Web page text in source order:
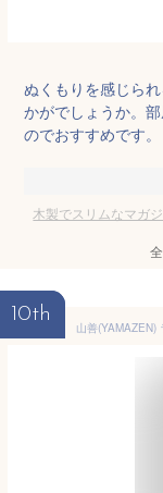
ぬくもりを感じら
かがでしょうか。
のでおすすめです。
木製でスリムなマガ
10th